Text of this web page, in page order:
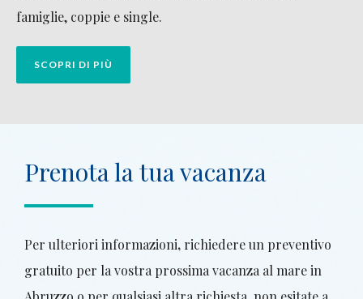
famiglie, coppie e single.
SCOPRI DI PIÙ
Prenota la tua vacanza
Per ulteriori informazioni, richiedere un preventivo
gratuito per la vostra prossima vacanza al mare in